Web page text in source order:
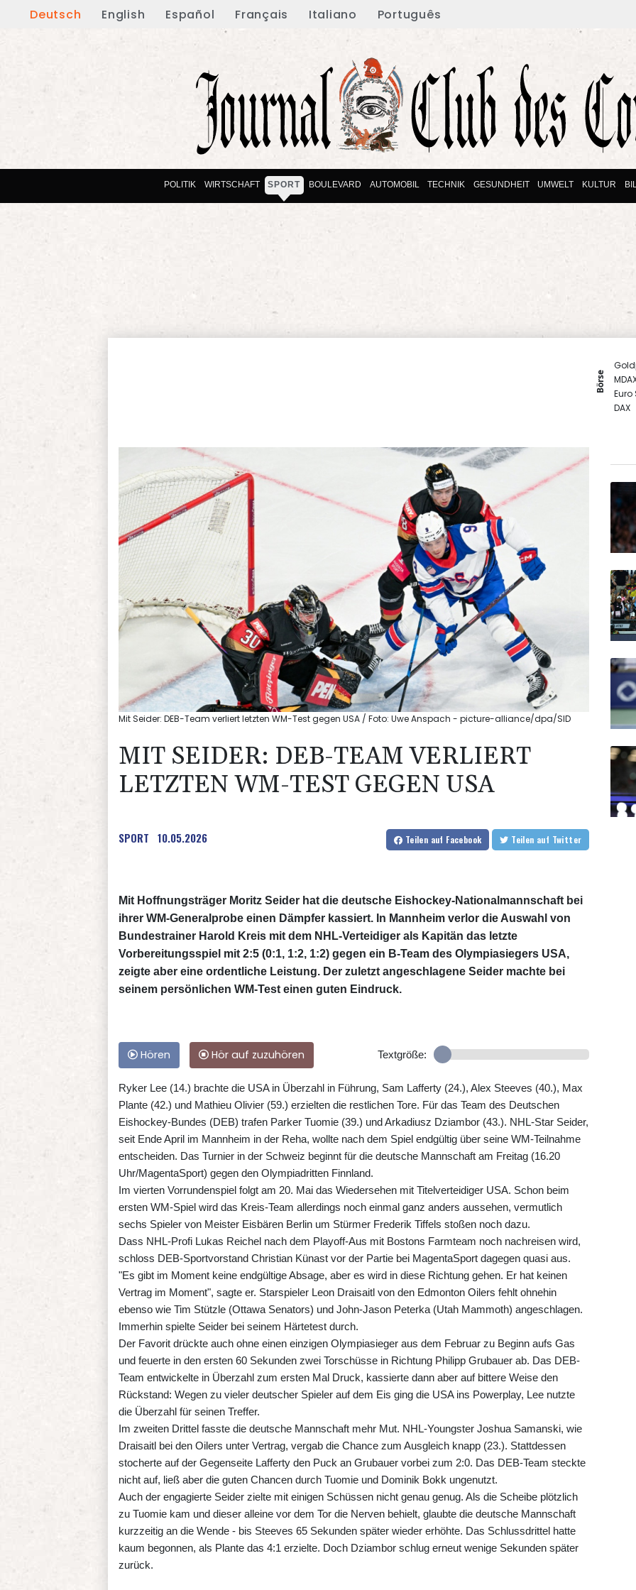
Deutsch English Español Français Italiano Português
POLITIK WIRTSCHAFT SPORT BOULEVARD AUTOMOBIL TECHNIK GESUNDHEIT UMWELT KULTUR
Börse
Euro
DAX
Mit Seider: DEB-Team verliert letzten WM-Test gegen USA / Foto: Uwe Anspach - picture-alliance/dpa/SID
MIT SEIDER: DEB-TEAM VERLIERT
LETZTEN WM-TEST GEGEN USA
SPORT 10.05.2026 Teilen auf Facebook Teilen auf Twitter
Mit Hoffnungsträger Moritz Seider hat die deutsche Eishockey-Nationalmannschaft bei
ihrer WM-Generalprobe einen Dämpfer kassiert. In Mannheim verlor die Auswahl von
Bundestrainer Harold Kreis mit dem NHL-Verteidiger als Kapitän das letzte
Vorbereitungsspiel mit 2:5 (0:1, 1:2, 1:2) gegen ein B-Team des Olympiasiegers USA,
zeigte aber eine ordentliche Leistung. Der zuletzt angeschlagene Seider machte bei
seinem persönlichen WM-Test einen guten Eindruck.
Hören Hör auf zuzuhören Textgröße:
Ryker Lee (14.) brachte die USA in Überzahl in Führung, Sam Lafferty (24.), Alex Steeves (40.), Max
Plante (42.) und Mathieu Olivier (59.) erzielten die restlichen Tore. Für das Team des Deutschen
Eishockey-Bundes (DEB) trafen Parker Tuomie (39.) und Arkadiusz Dziambor (43.). NHL-Star Seider,
seit Ende April im Mannheim in der Reha, wollte nach dem Spiel endgültig über seine WM-Teilnahme
entscheiden. Das Turnier in der Schweiz beginnt für die deutsche Mannschaft am Freitag (16.20
Uhr/MagentaSport) gegen den Olympiadritten Finnland.
Im vierten Vorrundenspiel folgt am 20. Mai das Wiedersehen mit Titelverteidiger USA. Schon beim
ersten WM-Spiel wird das Kreis-Team allerdings noch einmal ganz anders aussehen, vermutlich
sechs Spieler von Meister Eisbären Berlin um Stürmer Frederik Tiffels stoßen noch dazu.
Dass NHL-Profi Lukas Reichel nach dem Playoff-Aus mit Bostons Farmteam noch nachreisen wird,
schloss DEB-Sportvorstand Christian Künast vor der Partie bei MagentaSport dagegen quasi aus.
"Es gibt im Moment keine endgültige Absage, aber es wird in diese Richtung gehen. Er hat keinen
Vertrag im Moment", sagte er. Starspieler Leon Draisaitl von den Edmonton Oilers fehlt ohnehin
ebenso wie Tim Stützle (Ottawa Senators) und John-Jason Peterka (Utah Mammoth) angeschlagen.
Immerhin spielte Seider bei seinem Härtetest durch.
Der Favorit drückte auch ohne einen einzigen Olympiasieger aus dem Februar zu Beginn aufs Gas
und feuerte in den ersten 60 Sekunden zwei Torschüsse in Richtung Philipp Grubauer ab. Das DEB-
Team entwickelte in Überzahl zum ersten Mal Druck, kassierte dann aber auf bittere Weise den
Rückstand: Wegen zu vieler deutscher Spieler auf dem Eis ging die USA ins Powerplay, Lee nutzte
die Überzahl für seinen Treffer.
Im zweiten Drittel fasste die deutsche Mannschaft mehr Mut. NHL-Youngster Joshua Samanski, wie
Draisaitl bei den Oilers unter Vertrag, vergab die Chance zum Ausgleich knapp (23.). Stattdessen
stocherte auf der Gegenseite Lafferty den Puck an Grubauer vorbei zum 2:0. Das DEB-Team steckte
nicht auf, ließ aber die guten Chancen durch Tuomie und Dominik Bokk ungenutzt.
Auch der engagierte Seider zielte mit einigen Schüssen nicht genau genug. Als die Scheibe plötzlich
zu Tuomie kam und dieser alleine vor dem Tor die Nerven behielt, glaubte die deutsche Mannschaft
kurzzeitig an die Wende - bis Steeves 65 Sekunden später wieder erhöhte. Das Schlussdrittel hatte
kaum begonnen, als Plante das 4:1 erzielte. Doch Dziambor schlug erneut wenige Sekunden später
zurück.